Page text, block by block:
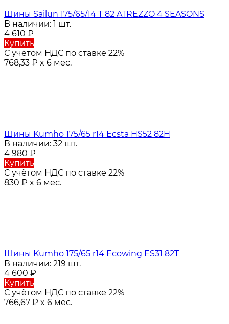
Шины Sailun 175/65/14 T 82 ATREZZO 4 SEASONS
В наличии: 1 шт.
4 610 ₽
Купить
С учётом НДС по ставке 22%
768,33 ₽ x 6 мес.
Шины Kumho 175/65 r14 Ecsta HS52 82H
В наличии: 32 шт.
4 980 ₽
Купить
С учётом НДС по ставке 22%
830 ₽ x 6 мес.
Шины Kumho 175/65 r14 Ecowing ES31 82T
В наличии: 219 шт.
4 600 ₽
Купить
С учётом НДС по ставке 22%
766,67 ₽ x 6 мес.